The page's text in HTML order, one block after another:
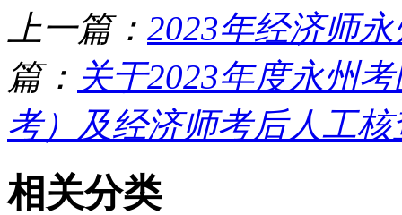
上一篇： 2023年经济师
篇： 关于2023年度永州
考）及经济师考后人工
相关分类